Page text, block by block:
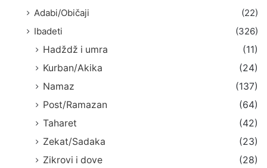
Adabi/Običaji
(22)
Ibadeti
(326)
Hadždž i umra
(11)
Kurban/Akika
(24)
Namaz
(137)
Post/Ramazan
(64)
Taharet
(42)
Zekat/Sadaka
(23)
Zikrovi i dove
(28)